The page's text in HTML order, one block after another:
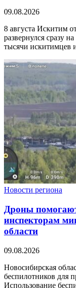
09.08.2026
8 августа Искитим
развернулся сразу
тысячи искитимцев
Новости региона
Дроны
инспекторам
области
09.08.2026
Новосибирская
беспилотников для
Использование